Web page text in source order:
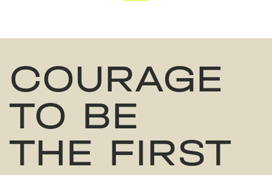
COURAGE
TO BE
THE FIRST